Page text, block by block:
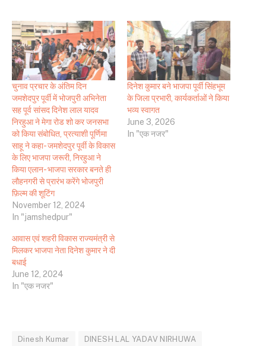
चुनाव प्रचार के अंतिम दिन
जमशेदपुर पूर्वी में भोजपुरी अभिनेता
सह पूर्व सांसद दिनेश लाल यादव
निरहुआ ने मेगा रोड शो कर जनसभा
को किया संबोधित, प्रत्याशी पूर्णिमा
साहू ने कहा- जमशेदपुर पूर्वी के विकास
के लिए भाजपा जरूरी, निरहुआ ने
किया एलान- भाजपा सरकार बनते ही
लौहनगरी से प्रारंभ करेंगे भोजपुरी
फ़िल्म की शूटिंग
November 12, 2024
In "jamshedpur"
दिनेश कुमार बने भाजपा पूर्वी सिंहभूम
के जिला प्रभारी, कार्यकर्ताओं ने किया
भव्य स्वागत
June 3, 2026
In "एक नजर"
आवास एवं शहरी विकास राज्यमंत्री से
मिलकर भाजपा नेता दिनेश कुमार ने दी
बधाई
June 12, 2024
In "एक नजर"
Dinesh Kumar DINESH LAL YADAV NIRHUWA